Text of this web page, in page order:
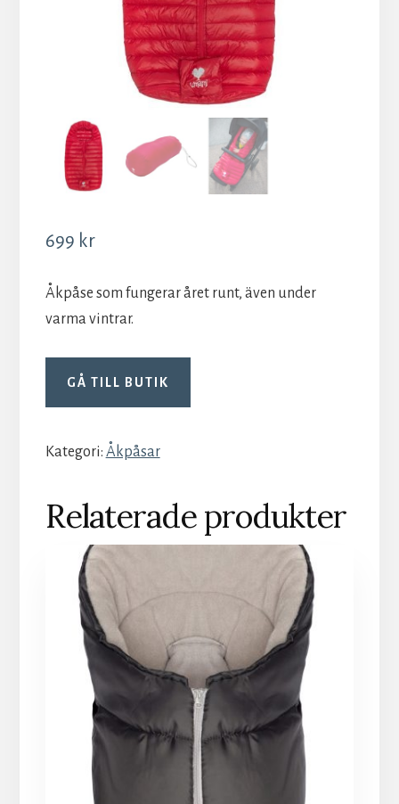
699 kr
Åkpåse som fungerar året runt, även under
varma vintrar.
GÅ TILL BUTIK
Kategori: Åkpåsar
Relaterade produkter